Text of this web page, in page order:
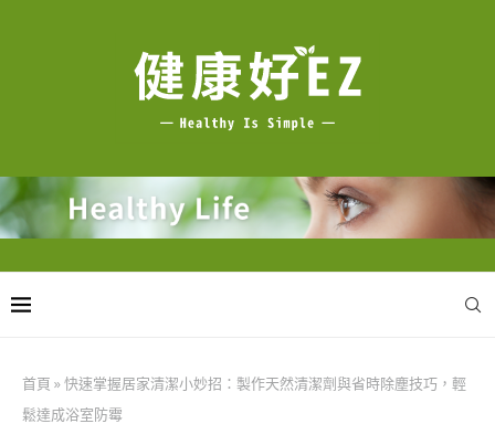
首頁 »快速掌握居家清潔小妙招：製作天然清潔劑與省時除塵技巧，輕
鬆達成浴室防霉